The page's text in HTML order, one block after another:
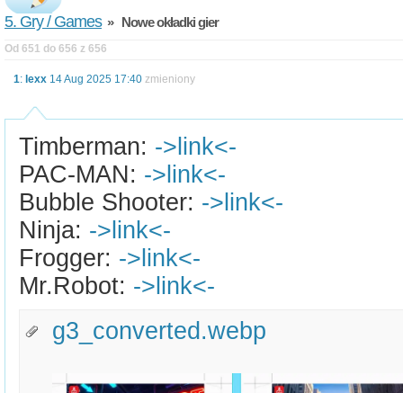
5. Gry / Games» Nowe okładki gier
Od 651 do 656 z 656
1: lexx 14 Aug 2025 17:40 zmieniony
Timberman: ->link<-
PAC-MAN: ->link<-
Bubble Shooter: ->link<-
Ninja: ->link<-
Frogger: ->link<-
Mr.Robot: ->link<-
g3_converted.webp